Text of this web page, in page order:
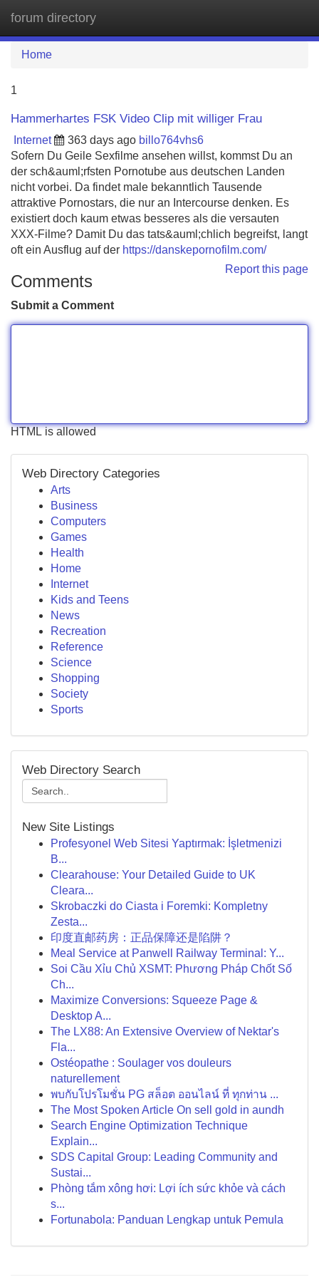
forum directory
Home
1
Hammerhartes FSK Video Clip mit williger Frau
Internet 363 days ago billo764vhs6
Sofern Du Geile Sexfilme ansehen willst, kommst Du an
der sch&auml;rfsten Pornotube aus deutschen Landen
nicht vorbei. Da findet male bekanntlich Tausende
attraktive Pornostars, die nur an Intercourse denken. Es
existiert doch kaum etwas besseres als die versauten
XXX-Filme? Damit Du das tats&auml;chlich begreifst, langt
oft ein Ausflug auf der https://danskepornofilm.com/
Report this page
Comments
Submit a Comment
HTML is allowed
Web Directory Categories
Arts
Business
Computers
Games
Health
Home
Internet
Kids and Teens
News
Recreation
Reference
Science
Shopping
Society
Sports
Web Directory Search
New Site Listings
Profesyonel Web Sitesi Yaptırmak: İşletmenizi
B...
Clearahouse: Your Detailed Guide to UK
Cleara...
Skrobaczki do Ciasta i Foremki: Kompletny
Zesta...
印度直邮药房：正品保障还是陷阱？
Meal Service at Panwell Railway Terminal: Y...
Soi Cầu Xỉu Chủ XSMT: Phương Pháp Chốt Số
Ch...
Maximize Conversions: Squeeze Page &
Desktop A...
The LX88: An Extensive Overview of Nektar's
Fla...
Ostéopathe : Soulager vos douleurs
naturellement
พบกับโปรโมชั่น PG สล็อต ออนไลน์ ที่ ทุกท่าน ...
The Most Spoken Article On sell gold in aundh
Search Engine Optimization Technique
Explain...
SDS Capital Group: Leading Community and
Sustai...
Phòng tắm xông hơi: Lợi ích sức khỏe và cách
s...
Fortunabola: Panduan Lengkap untuk Pemula